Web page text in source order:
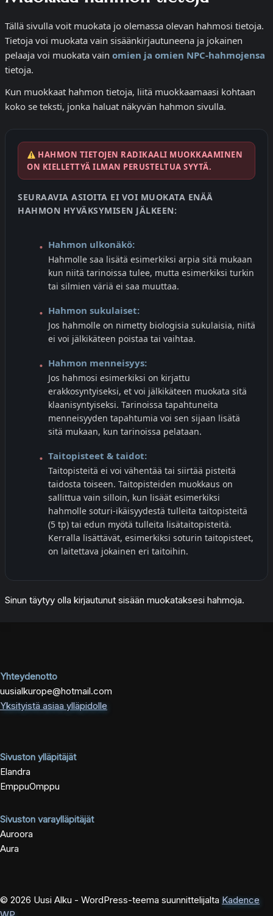
Tällä sivulla voit muokata jo olemassa olevan hahmosi tietoja.
Tietoja voi muokata vain sisäänkirjautuneena ja jokainen
pelaaja voi muokata vain omien ja omien NPC-hahmojensa
tietoja.
Kun muokkaat hahmon tietoja, liitä muokkaamaasi kohtaan
koko se teksti, jonka haluat näkyvän hahmon sivulla.
HAHMON TIETOJEN RADIKAALI MUOKKAAMINEN
ON KIELLETTYÄ ILMAN PERUSTELTUA SYYTÄ.
SEURAAVIA ASIOITA EI VOI MUOKATA ENÄÄ
HAHMON HYVÄKSYMISEN JÄLKEEN:
Hahmon ulkonäkö:
Hahmolle saa lisätä esimerkiksi arpia sitä mukaan
kun niitä tarinoissa tulee, mutta esimerkiksi turkin
tai silmien väriä ei saa muuttaa.
Hahmon sukulaiset:
Jos hahmolle on nimetty biologisia sukulaisia, niitä
ei voi jälkikäteen poistaa tai vaihtaa.
Hahmon menneisyys:
Jos hahmosi esimerkiksi on kirjattu
erakkosyntyiseksi, et voi jälkikäteen muokata sitä
klaanisyntyiseksi. Tarinoissa tapahtuneita
menneisyyden tapahtumia voi sen sijaan lisätä
sitä mukaan, kun tarinoissa pelataan.
Taitopisteet & taidot:
Taitopisteitä ei voi vähentää tai siirtää pisteitä
taidosta toiseen. Taitopisteiden muokkaus on
sallittua vain silloin, kun lisäät esimerkiksi
hahmolle soturi-ikäisyydestä tulleita taitopisteitä
(5 tp) tai edun myötä tulleita lisätaitopisteitä.
Kerralla lisättävät, esimerkiksi soturin taitopisteet,
on laitettava jokainen eri taitoihin.
Sinun täytyy olla kirjautunut sisään muokataksesi hahmoja.
Yhteydenotto
uusialkurope@hotmail.com
Yksityistä asiaa ylläpidolle
Sivuston ylläpitäjät
Elandra
EmppuOmppu
Sivuston varaylläpitäjät
Auroora
Aura
© 2026 Uusi Alku - WordPress-teema suunnittelijalta Kadence